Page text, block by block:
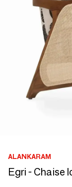
ALANKARAM
Egri - Chaise